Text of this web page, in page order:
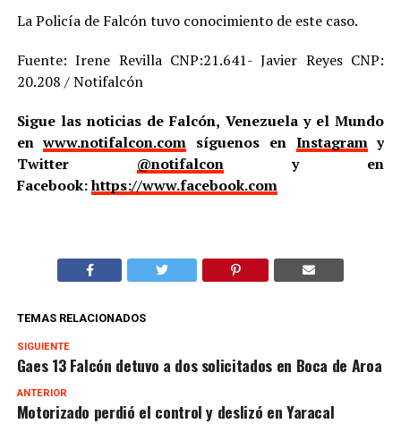
La Policía de Falcón tuvo conocimiento de este caso.
Fuente: Irene Revilla CNP:21.641- Javier Reyes CNP:
20.208 / Notifalcón
Sigue las noticias de Falcón, Venezuela y el Mundo
enwww.notifalcon.com síguenos en Instagramy
Twitter @notifalcony en
Facebook:https://www.facebook.com
TEMAS RELACIONADOS
SIGUIENTE
Gaes 13 Falcón detuvo a dos solicitados en Boca de Aroa
ANTERIOR
Motorizado perdió el control y deslizó en Yaracal